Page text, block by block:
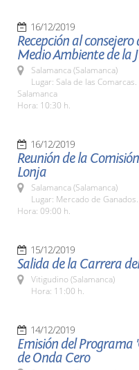
16/12/2019
Recepción al consejero
Medio Ambiente de la
Salamanca (Salamanca)
Lugar: Sala de las
Salamanca
Hora: 10:30 h.
16/12/2019
Reunión de la
Lonja
Salamanca (Salamanca)
Lugar: Mercado de
Hora: 09:00 h.
15/12/2019
Salida de la Carrera
Vitigudino (Salamanca)
Hora: 11:00 h.
14/12/2019
Emisión del Programa
de Onda Cero